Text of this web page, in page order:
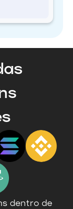
dentro de